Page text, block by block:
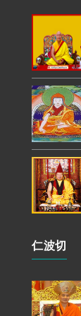
仁波切